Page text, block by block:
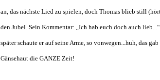
an, das nächste Lied zu spielen, doch Thomas blieb still
den Jubel. Sein Kommentar: „Ich hab euch doch auch
später schaute er auf seine Arme, so vonwegen...huh, das
Gänsehaut die GANZE Zeit!